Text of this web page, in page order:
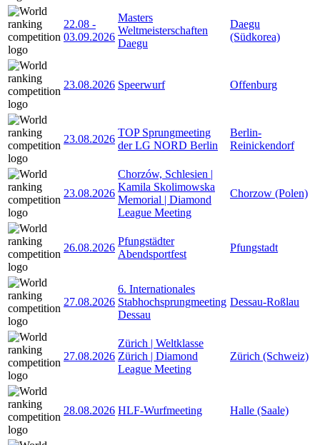
22.08 -
03.09.2026
Masters
Weltmeisterschaften
Daegu
Daegu
(Südkorea)
23.08.2026 Speerwurf Offenburg
23.08.2026
TOP Sprungmeeting
der LG NORD Berlin
Berlin-
Reinickendorf
23.08.2026
Chorzów, Schlesien |
Kamila Skolimowska
Memorial | Diamond
League Meeting
Chorzow (Polen)
26.08.2026
Pfungstädter
Abendsportfest
Pfungstadt
27.08.2026
6. Internationales
Stabhochsprungmeeting
Dessau
Dessau-Roßlau
27.08.2026
Zürich | Weltklasse
Zürich | Diamond
League Meeting
Zürich (Schweiz)
28.08.2026 HLF-Wurfmeeting Halle (Saale)